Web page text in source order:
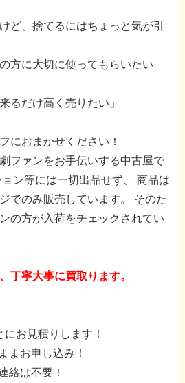
ど、捨てるにはちょっと気が引
方に大切に使ってもらいたい
るだけ高く売りたい」
におまかせください！
ファンをお手伝いする中古屋で
ン等には一切出品せず、
商品は
でのみ販売しています。
そのた
の方が入荷をチェックされてい
丁寧大事に買取ります。
お見積りします！
まお申し込み！
絡は不要！